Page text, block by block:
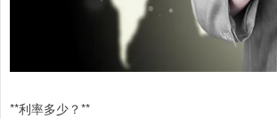
**利率多少？**